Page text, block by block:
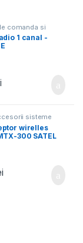
comanda si
1 canal -
sisteme
wirelles
300 SATEL